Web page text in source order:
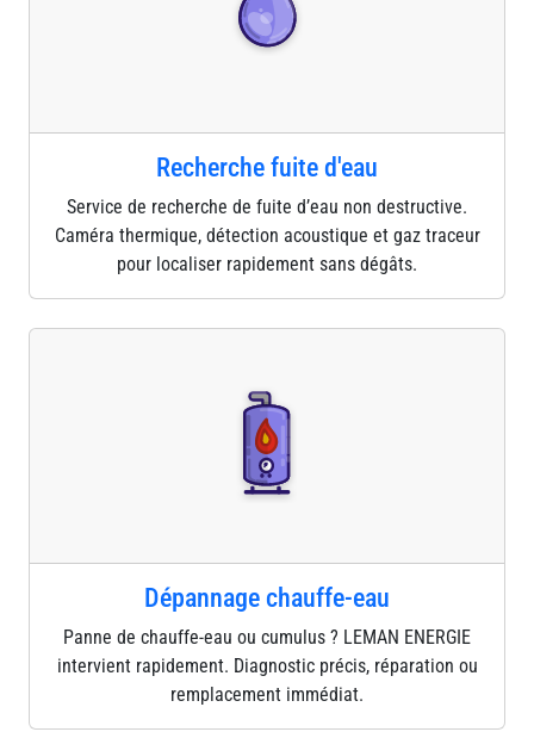
Recherche fuite d'eau
Service de recherche de fuite d’eau non destructive.
Caméra thermique, détection acoustique et gaz traceur
pour localiser rapidement sans dégâts.
Dépannage chauffe-eau
Panne de chauffe-eau ou cumulus ? LEMAN ENERGIE
intervient rapidement. Diagnostic précis, réparation ou
remplacement immédiat.